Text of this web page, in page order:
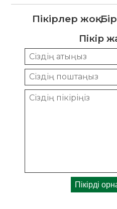
Пікірлер жоқ.
Пікір